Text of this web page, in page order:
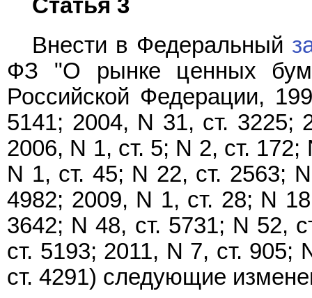
Статья 3
Внести в Федеральный
ФЗ "О рынке ценных
Российской Федерации,
5141; 2004, N 31, ст. 3225;
2006, N 1, ст. 5; N 2, ст.
N 1, ст. 45; N 22, ст. 2563;
4982; 2009, N 1, ст. 28; N
3642; N 48, ст. 5731; N 52,
ст. 5193; 2011, N 7, ст. 905;
ст. 4291) следующие